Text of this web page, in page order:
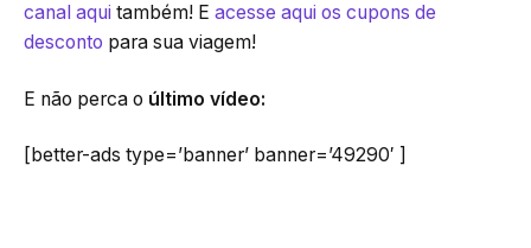
canal aqui também! E acesse aqui os cupons de
desconto para sua viagem!
E não perca o último vídeo:
[better-ads type=’banner’ banner=’49290′ ]